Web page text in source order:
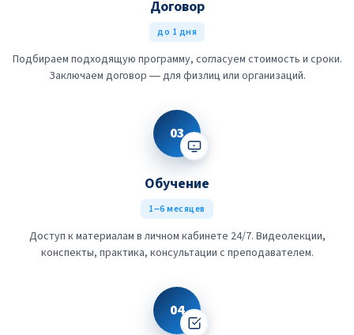
Договор
до 1 дня
Подбираем подходящую программу, согласуем стоимость и сроки.
Заключаем договор — для физлиц или организаций.
03
Обучение
1–6 месяцев
Доступ к материалам в личном кабинете 24/7. Видеолекции,
конспекты, практика, консультации с преподавателем.
04